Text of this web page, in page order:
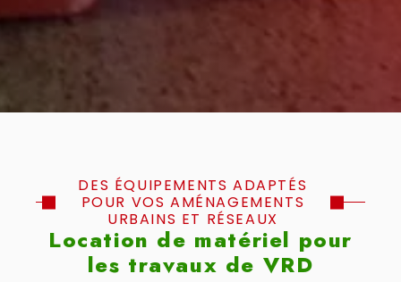
DES ÉQUIPEMENTS ADAPTÉS
POUR VOS AMÉNAGEMENTS
URBAINS ET RÉSEAUX
Location de matériel pour
les travaux de VRD